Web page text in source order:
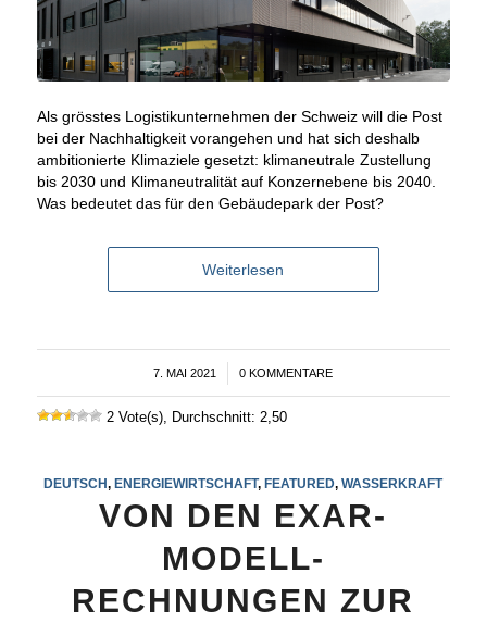
Als grösstes Logistikunternehmen der Schweiz will die Post
bei der Nachhaltigkeit vorangehen und hat sich deshalb
ambitionierte Klimaziele gesetzt: klimaneutrale Zustellung
bis 2030 und Klimaneutralität auf Konzernebene bis 2040.
Was bedeutet das für den Gebäudepark der Post?
Weiterlesen
7. MAI 2021
/ 0 KOMMENTARE
2 Vote(s), Durchschnitt: 2,50
DEUTSCH,ENERGIEWIRTSCHAFT,FEATURED,WASSERKRAFT
VON DEN EXAR-
MODELL-
RECHNUNGEN ZUR